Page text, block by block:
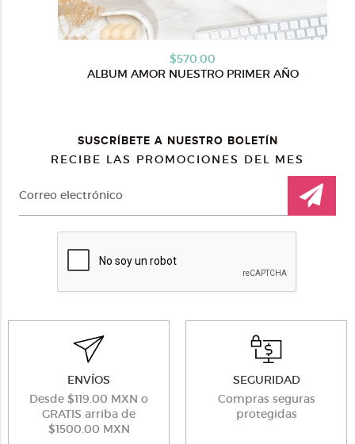
$570.00
ALBUM AMOR NUESTRO PRIMER AÑO
SUSCRÍBETE A NUESTRO BOLETÍN
RECIBE LAS PROMOCIONES DEL MES
ENVÍOS
Desde $119.00 MXN o
GRATIS arriba de
$1500.00 MXN
SEGURIDAD
Compras seguras
protegidas